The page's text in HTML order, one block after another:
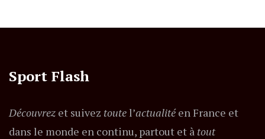
Sport Flash
Découvrez et suivez toutel’actualitéen France et
dans le monde en continu, partout et à tout